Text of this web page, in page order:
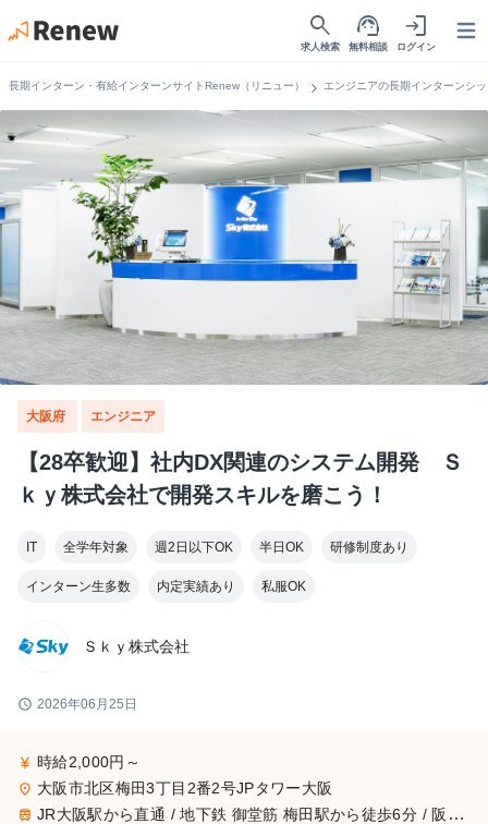
search
求人検索
support_agent
無料相談
login
ログイン
長期インターン・有給インターンサイトRenew（リニュー） chevron_right エンジニアの長期インターンシ
大阪府 エンジニア
【28卒歓迎】社内DX関連のシステム開発 Ｓ
ｋｙ株式会社で開発スキルを磨こう！
IT 全学年対象 週2日以下OK 半日OK 研修制度あり
インターン生多数 内定実績あり 私服OK
Ｓｋｙ株式会社
schedule 2026年06月25日
currency_yen 時給2,000円～
place 大阪市北区梅田3丁目2番2号JPタワー大阪
train JR大阪駅から直通 / 地下鉄 御堂筋 梅田駅から徒歩6分 / 阪急 大阪梅田駅から徒歩11分